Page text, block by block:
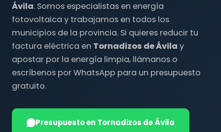
Ávila. Somos especialistas en energía
fotovoltaica y trabajamos en todos los
municipios de la provincia. Si quieres reducir tu
factura eléctrica en Tornadizos de Ávila y
apostar por la energía limpia, llámanos o
escríbenos por WhatsApp para un presupuesto
gratuito.
Presupuesto en Tornadizos de Ávila